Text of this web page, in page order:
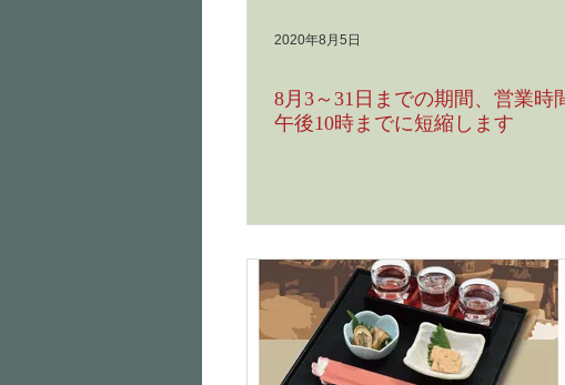
2020年8月5日
8月3～31日までの期間、営業時
午後10時までに短縮します